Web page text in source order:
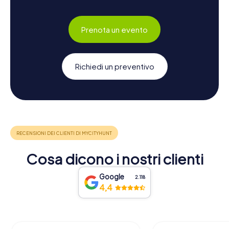
Prenota un evento
Richiedi un preventivo
Cosa dicono i nostri clienti
Google 2.118
4,4